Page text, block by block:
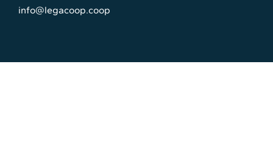
info@legacoop.coop